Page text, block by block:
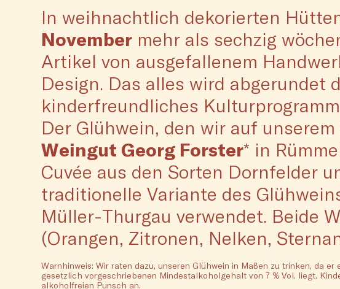
In weihnachtlich dekorierten
November mehr als sechzig
Artikel von ausgefallenem
Design. Das alles wird abgerundet
kinderfreundliches
Der Glühwein, den wir auf
Weingut Georg Forster* in
Cuvée aus den Sorten Dornfelder
traditionelle Variante des
Müller-Thurgau verwendet. Beide
(Orangen, Zitronen, Nelken,
Warnhinweis: Wir raten dazu, unseren Glühwein in Maßen zu trinken, da
gesetzlich vorgeschriebenen Mindestalkoholgehalt von 7 % Vol. liegt.
alkoholfreien Punsch an.